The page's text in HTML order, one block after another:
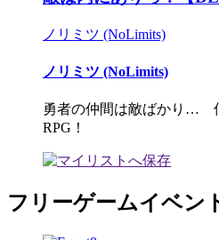
ノリミツ (NoLimits)
ノリミツ (NoLimits)
勇者の仲間は敵ばかり…
RPG！
フリーゲームイベン